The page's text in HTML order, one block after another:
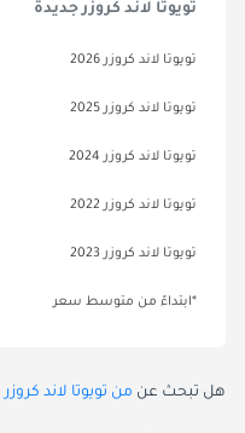
تويوتا لاند كروزر جديدة
تويوتا لاند كروزر 2026
تويوتا لاند كروزر 2025
تويوتا لاند كروزر 2024
تويوتا لاند كروزر 2022
تويوتا لاند كروزر 2023
*ابتداءً من متوسط سعر
هل تبحث عن من تويوتا لاند